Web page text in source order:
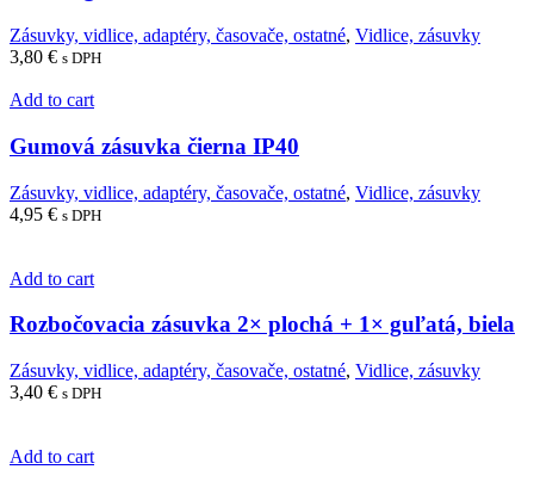
Zásuvky, vidlice, adaptéry, časovače, ostatné, Vidlice, zásuvky
3,80 € s DPH
Add to cart
Gumová zásuvka čierna IP40
Zásuvky, vidlice, adaptéry, časovače, ostatné, Vidlice, zásuvky
4,95 € s DPH
Add to cart
Rozbočovacia zásuvka 2× plochá + 1× guľatá, biela
Zásuvky, vidlice, adaptéry, časovače, ostatné, Vidlice, zásuvky
3,40 € s DPH
Add to cart